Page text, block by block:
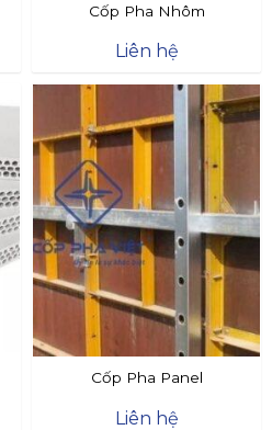
Cốp Pha Nhôm
Liên hệ
Cốp Pha Panel
Liên hệ